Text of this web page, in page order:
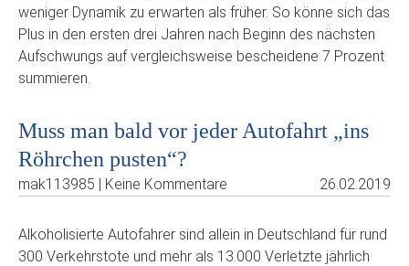
weniger Dynamik zu erwarten als früher. So könne sich das
Plus in den ersten drei Jahren nach Beginn des nächsten
Aufschwungs auf vergleichsweise bescheidene 7 Prozent
summieren.
Muss man bald vor jeder Autofahrt „ins
Röhrchen pusten“?
mak113985 | Keine Kommentare 26.02.2019
Alkoholisierte Autofahrer sind allein in Deutschland für rund
300 Verkehrstote und mehr als 13.000 Verletzte jährlich